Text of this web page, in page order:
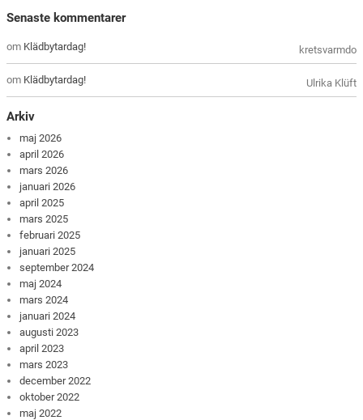
Senaste kommentarer
kretsvarmdo
om Klädbytardag!
Ulrika Klüft
om Klädbytardag!
Arkiv
maj 2026
april 2026
mars 2026
januari 2026
april 2025
mars 2025
februari 2025
januari 2025
september 2024
maj 2024
mars 2024
januari 2024
augusti 2023
april 2023
mars 2023
december 2022
oktober 2022
maj 2022